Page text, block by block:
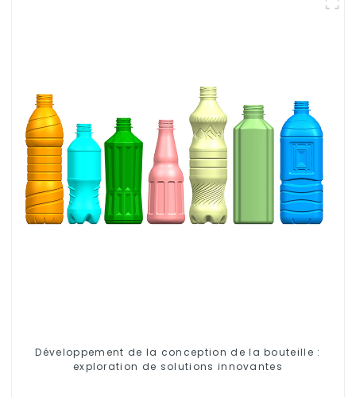
Développement de la conception de la bouteille :
exploration de solutions innovantes